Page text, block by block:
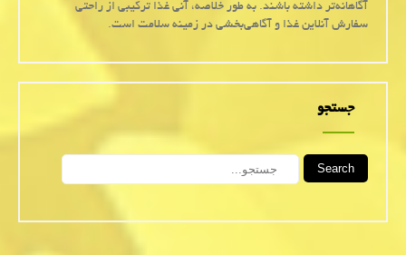
آگاهانه‌تر داشته باشند. به طور خلاصه، آنی غذا ترکیبی از راحتی
سفارش آنلاین غذا و آگاهی‌بخشی در زمینه سلامت است.
جستجو
Search